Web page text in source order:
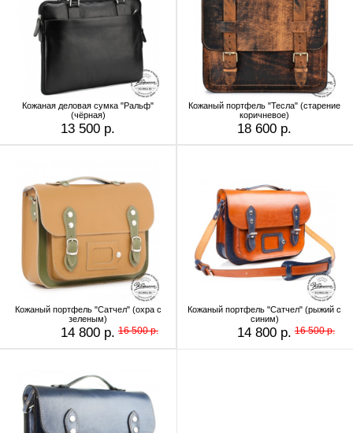
Кожаная деловая сумка "Ральф"
(чёрная)
13 500 р.
Кожаный портфель "Тесла" (старение
коричневое)
18 600 р.
Кожаный портфель "Сатчел" (охра с
зеленым)
14 800 р. 16 500 р.
Кожаный портфель "Сатчел" (рыжий с
синим)
14 800 р. 16 500 р.